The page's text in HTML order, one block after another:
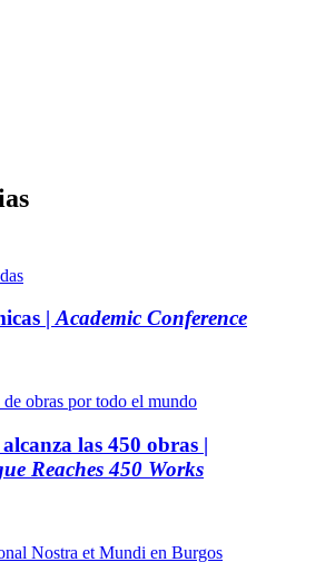
|Academic Conference
las 450 obras |
Reaches 450 Works